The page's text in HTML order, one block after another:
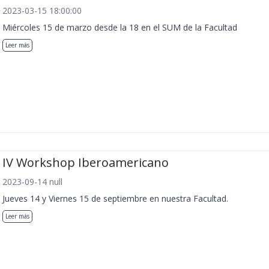
2023-03-15 18:00:00
Miércoles 15 de marzo desde la 18 en el SUM de la Facultad
Leer más
IV Workshop Iberoamericano
2023-09-14 null
Jueves 14 y Viernes 15 de septiembre en nuestra Facultad.
Leer más